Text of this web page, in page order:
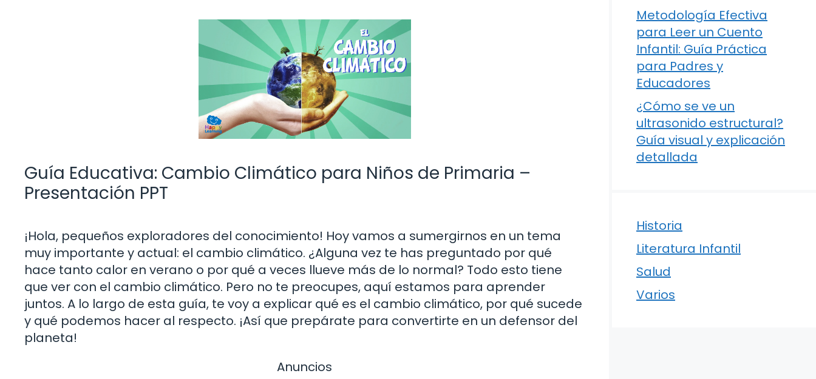
Guía Educativa: Cambio Climático para Niños de Primaria –
Presentación PPT
¡Hola, pequeños exploradores del conocimiento! Hoy vamos a sumergirnos en un tema
muy importante y actual: el cambio climático. ¿Alguna vez te has preguntado por qué
hace tanto calor en verano o por qué a veces llueve más de lo normal? Todo esto tiene
que ver con el cambio climático. Pero no te preocupes, aquí estamos para aprender
juntos. A lo largo de esta guía, te voy a explicar qué es el cambio climático, por qué sucede
y qué podemos hacer al respecto. ¡Así que prepárate para convertirte en un defensor del
planeta!
Anuncios
Metodología Efectiva
para Leer un Cuento
Infantil: Guía Práctica
para Padres y
Educadores
¿Cómo se ve un
ultrasonido estructural?
Guía visual y explicación
detallada
Historia
Literatura Infantil
Salud
Varios